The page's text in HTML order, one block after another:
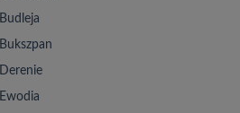
Budleja
Bukszpan
Derenie
Ewodia